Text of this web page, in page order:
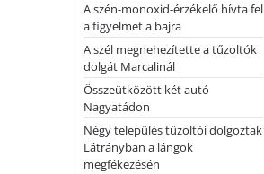
A szén-monoxid-érzékelő hívta fel
a figyelmet a bajra
A szél megnehezítette a tűzoltók
dolgát Marcalinál
Összeütközött két autó
Nagyatádon
Négy település tűzoltói dolgoztak
Látrányban a lángok
megfékezésén